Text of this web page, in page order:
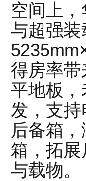
空间上
与超强
得房率
平地板
发，支
后备箱
箱，拓
与载物。